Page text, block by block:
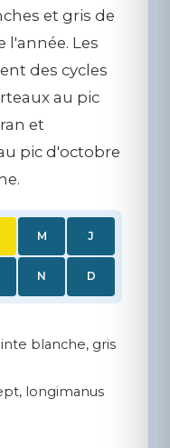
et gris de
l'année. Les
des cycles
au pic
et
pic d'octobre
M J
N D
blanche, gris
longimanus